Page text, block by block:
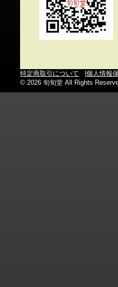
特定商取引について 個人情報
© 2026 旬旬堂 All Rights